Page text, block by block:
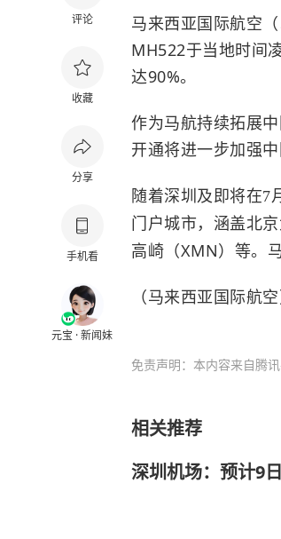
评论
收藏
分享
手机看
元宝 · 新闻妹
马来西亚国际航空
MH522于当地时间
达90%。
作为马航持续拓展
开通将进一步加强
随着深圳及即将在7
门户城市 ，涵盖北
高崎（XMN）等。
（马来西亚国际航空
免责声明：本内容来自腾
相关推荐
深圳机场：预计9